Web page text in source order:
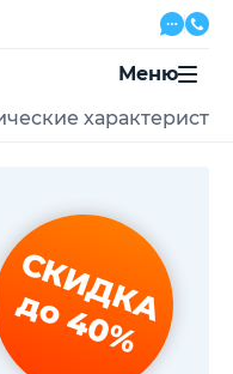
Меню
СКИДКА
до 40%